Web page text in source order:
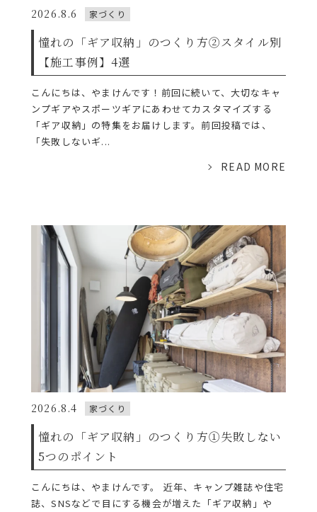
2026.8.6 家づくり
憧れの「ギア収納」のつくり方②スタイル別
【施工事例】4選
こんにちは、やまけんです！前回に続いて、大切なキャ
ンプギアやスポーツギアにあわせてカスタマイズする
「ギア収納」の特集をお届けします。前回投稿では、
「失敗しないギ...
READ MORE
2026.8.4 家づくり
憧れの「ギア収納」のつくり方①失敗しない
5つのポイント
こんにちは、やまけんです。 近年、キャンプ雑誌や住宅
誌、SNSなどで目にする機会が増えた「ギア収納」や